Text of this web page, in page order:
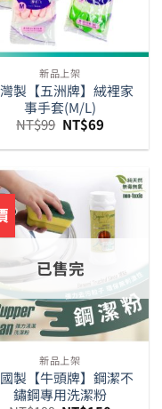
新品上架
製【五洲牌】絨裡家
事手套(M/L)
NT$99 原
始
價
NT$69目
價
NT$69。
已售完
新品上架
製【牛頭牌】鋼潔不
鏽鋼專用洗潔粉